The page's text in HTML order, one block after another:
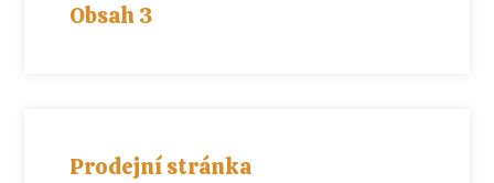
Obsah 3
Prodejní stránka